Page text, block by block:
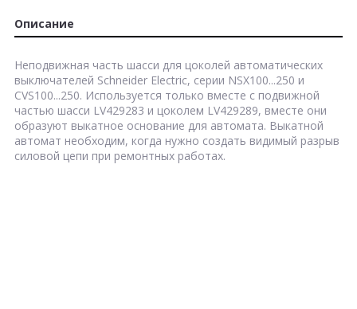
Описание
Неподвижная часть шасси для цоколей автоматических
выключателей Schneider Electric, серии NSX100...250 и
CVS100...250. Используется только вместе с подвижной
частью шасси LV429283 и цоколем LV429289, вместе они
образуют выкатное основание для автомата. Выкатной
автомат необходим, когда нужно создать видимый разрыв
силовой цепи при ремонтных работах.